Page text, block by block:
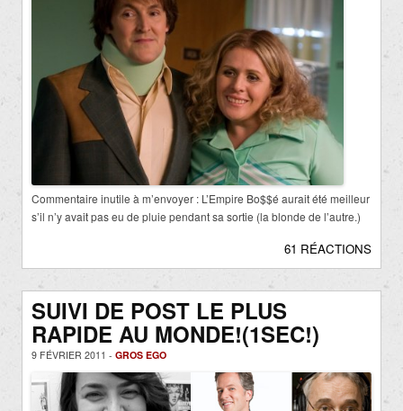
Commentaire inutile à m’envoyer : L’Empire Bo$$é aurait été meilleur
s’il n’y avait pas eu de pluie pendant sa sortie (la blonde de l’autre.)
61 RÉACTIONS
SUIVI DE POST LE PLUS
RAPIDE AU MONDE!(1SEC!)
9 FÉVRIER 2011 - GROS EGO